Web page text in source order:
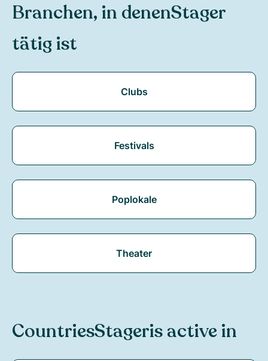
Branchen, in denenStager
tätig ist
Clubs
Festivals
Poplokale
Theater
CountriesStageris active in